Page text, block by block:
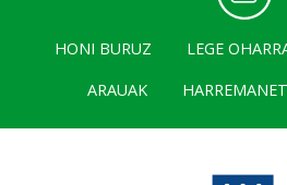
HONI BURUZ LEGE
ARAUAK